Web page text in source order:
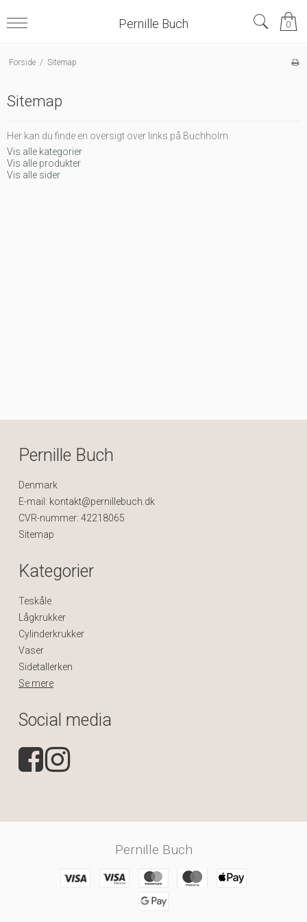
Pernille Buch 0
Forside / Sitemap
Sitemap
Her kan du finde en oversigt over links på Buchholm.
Vis alle kategorier
Vis alle produkter
Vis alle sider
Pernille Buch
Denmark
E-mail : kontakt@pernillebuch.dk
CVR-nummer: 42218065
Sitemap
Kategorier
Teskåle
Lågkrukker
Cylinderkrukker
Vaser
Sidetallerken
Se mere
Social media
Pernille Buch